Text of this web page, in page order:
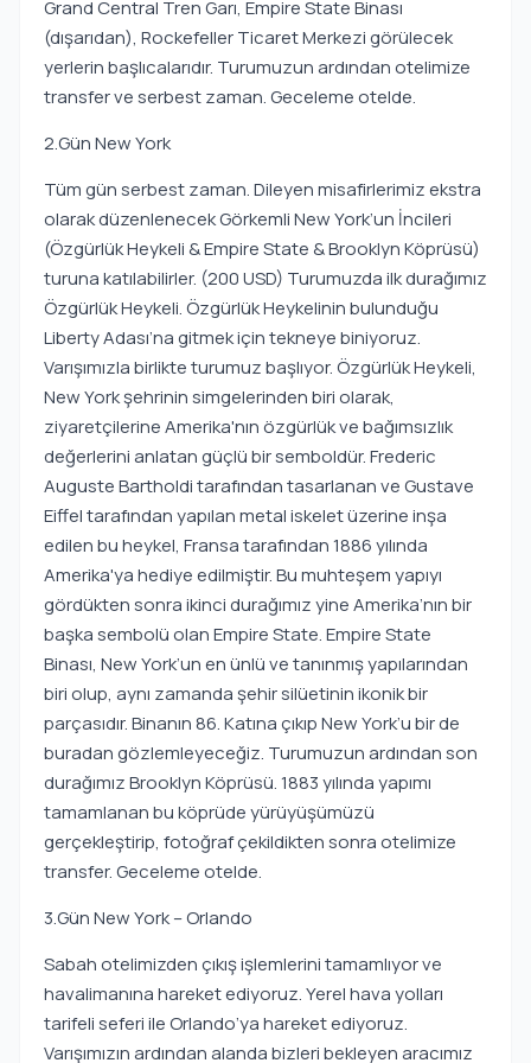
Grand Central Tren Garı, Empire State Binası
(dışarıdan), Rockefeller Ticaret Merkezi görülecek
yerlerin başlıcalarıdır. Turumuzun ardından otelimize
transfer ve serbest zaman. Geceleme otelde.
2.Gün New York
Tüm gün serbest zaman. Dileyen misafirlerimiz ekstra
olarak düzenlenecek Görkemli New York’un İncileri
(Özgürlük Heykeli & Empire State & Brooklyn Köprüsü)
turuna katılabilirler. (200 USD) Turumuzda ilk durağımız
Özgürlük Heykeli. Özgürlük Heykelinin bulunduğu
Liberty Adası’na gitmek için tekneye biniyoruz.
Varışımızla birlikte turumuz başlıyor. Özgürlük Heykeli,
New York şehrinin simgelerinden biri olarak,
ziyaretçilerine Amerika'nın özgürlük ve bağımsızlık
değerlerini anlatan güçlü bir semboldür. Frederic
Auguste Bartholdi tarafından tasarlanan ve Gustave
Eiffel tarafından yapılan metal iskelet üzerine inşa
edilen bu heykel, Fransa tarafından 1886 yılında
Amerika'ya hediye edilmiştir. Bu muhteşem yapıyı
gördükten sonra ikinci durağımız yine Amerika’nın bir
başka sembolü olan Empire State. Empire State
Binası, New York’un en ünlü ve tanınmış yapılarından
biri olup, aynı zamanda şehir silüetinin ikonik bir
parçasıdır. Binanın 86. Katına çıkıp New York’u bir de
buradan gözlemleyeceğiz. Turumuzun ardından son
durağımız Brooklyn Köprüsü. 1883 yılında yapımı
tamamlanan bu köprüde yürüyüşümüzü
gerçekleştirip, fotoğraf çekildikten sonra otelimize
transfer. Geceleme otelde.
3.Gün New York – Orlando
Sabah otelimizden çıkış işlemlerini tamamlıyor ve
havalimanına hareket ediyoruz. Yerel hava yolları
tarifeli seferi ile Orlando’ya hareket ediyoruz.
Varışımızın ardından alanda bizleri bekleyen aracımız